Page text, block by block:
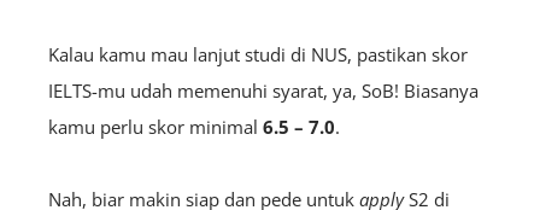
Kalau kamu mau lanjut studi di NUS, pastikan skor
IELTS-mu udah memenuhi syarat, ya, SoB! Biasanya
kamu perlu skor minimal 6.5 – 7.0.
Nah, biar makin siap dan pede untuk applyS2 di